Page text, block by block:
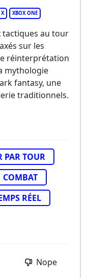
X XBOX ONE
tactiques au tour
sur les
réinterprétation
mythologie
fantasy, une
traditionnels.
PAR TOUR
COMBAT
RÉEL
Nope